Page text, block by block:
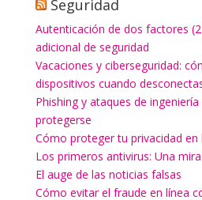
Seguridad
Autenticación de dos factores
adicional de seguridad
Vacaciones y ciberseguridad:
dispositivos cuando
Phishing y ataques de
protegerse
Cómo proteger tu privacidad en
Los primeros antivirus: Una
El auge de las noticias falsas
Cómo evitar el fraude en línea